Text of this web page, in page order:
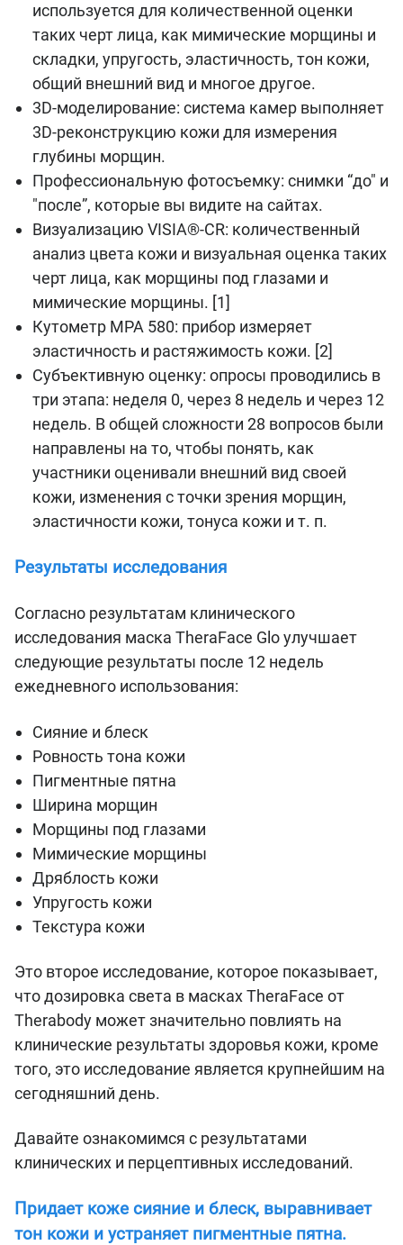
используется для количественной оценки
таких черт лица, как мимические морщины и
складки, упругость, эластичность, тон кожи,
общий внешний вид и многое другое.
3D-моделирование: система камер выполняет
3D-реконструкцию кожи для измерения
глубины морщин.
Профессиональную фотосъемку: снимки “до" и
"после”, которые вы видите на сайтах.
Визуализацию VISIA®-CR: количественный
анализ цвета кожи и визуальная оценка таких
черт лица, как морщины под глазами и
мимические морщины. [1]
Кутометр MPA 580: прибор измеряет
эластичность и растяжимость кожи. [2]
Субъективную оценку: опросы проводились в
три этапа: неделя 0, через 8 недель и через 12
недель. В общей сложности 28 вопросов были
направлены на то, чтобы понять, как
участники оценивали внешний вид своей
кожи, изменения с точки зрения морщин,
эластичности кожи, тонуса кожи и т. п.
Результаты исследования
Согласно результатам клинического
исследования маска TheraFace Glo улучшает
следующие результаты после 12 недель
ежедневного использования:
Сияние и блеск
Ровность тона кожи
Пигментные пятна
Ширина морщин
Морщины под глазами
Мимические морщины
Дряблость кожи
Упругость кожи
Текстура кожи
Это второе исследование, которое показывает,
что дозировка света в масках TheraFace от
Therabody может значительно повлиять на
клинические результаты здоровья кожи, кроме
того, это исследование является крупнейшим на
сегодняшний день.
Давайте ознакомимся с результатами
клинических и перцептивных исследований.
Придает коже сияние и блеск, выравнивает
тон кожи и устраняет пигментные пятна.